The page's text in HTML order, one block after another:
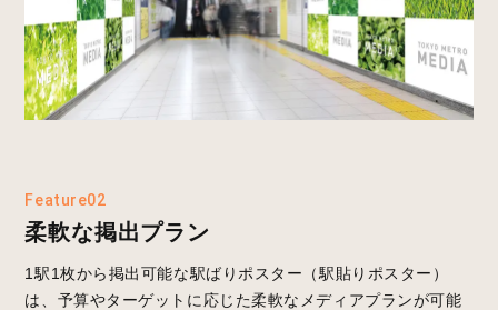
Feature02
柔軟な掲出プラン
1駅1枚から掲出可能な駅ばりポスター（駅貼りポスター）
は、予算やターゲットに応じた柔軟なメディアプランが可能